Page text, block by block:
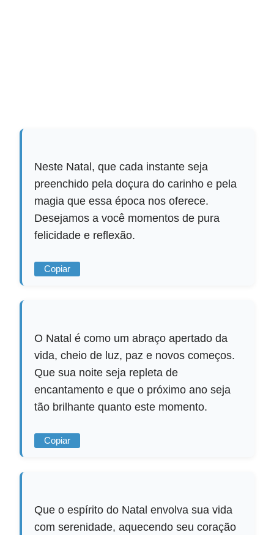
Neste Natal, que cada instante seja
preenchido pela doçura do carinho e pela
magia que essa época nos oferece.
Desejamos a você momentos de pura
felicidade e reflexão.
Copiar
O Natal é como um abraço apertado da
vida, cheio de luz, paz e novos começos.
Que sua noite seja repleta de
encantamento e que o próximo ano seja
tão brilhante quanto este momento.
Copiar
Que o espírito do Natal envolva sua vida
com serenidade, aquecendo seu coração